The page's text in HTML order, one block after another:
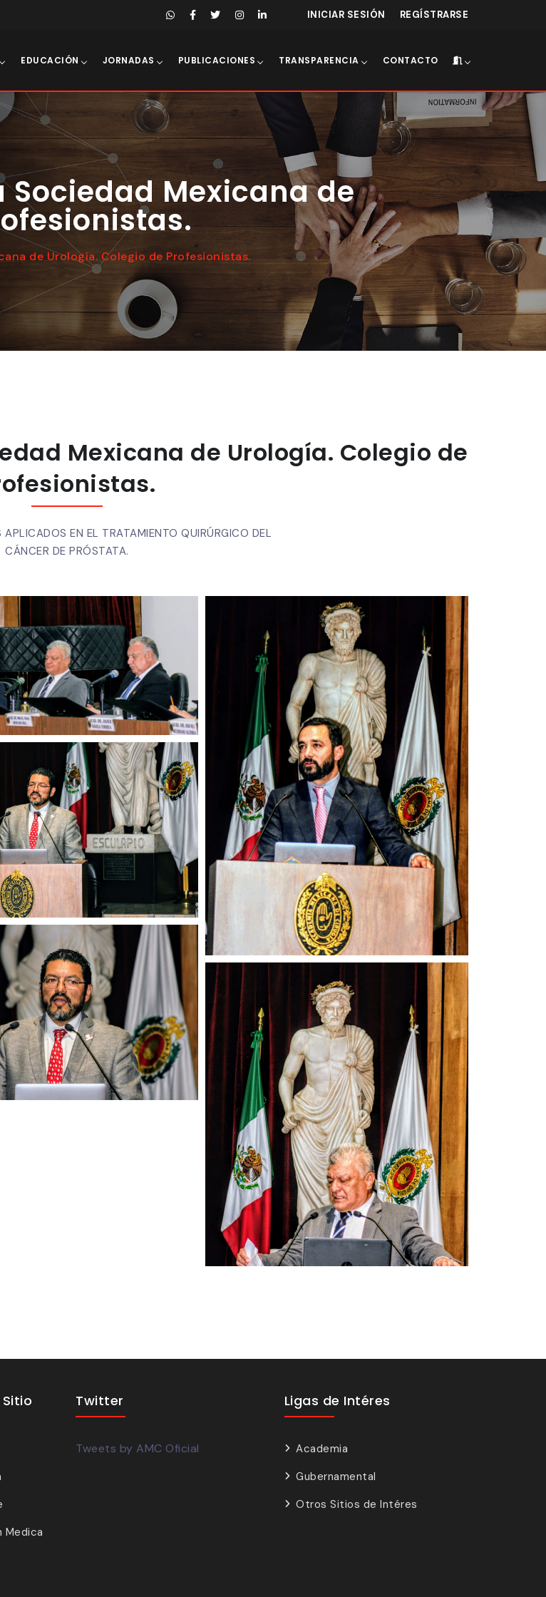
INICIAR SESIÓN REGÍSTRARSE
EDUCACIÓN JORNADAS PUBLICACIONES TRANSPARENCIA CONTACTO
Mexicana de
de Urología. Colegio de Profesionistas.
Mexicana de Urología. Colegio de
EN EL TRATAMIENTO QUIRÚRGICO DEL
CÁNCER DE PRÓSTATA.
Medica
Twitter
Tweets by AMC Oficial
Ligas de Intéres
Academia
Gubernamental
Otros Sitios de Intéres